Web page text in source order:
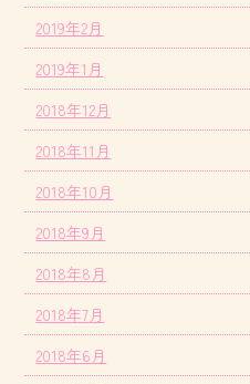
2019年2月
2019年1月
2018年12月
2018年11月
2018年10月
2018年9月
2018年8月
2018年7月
2018年6月